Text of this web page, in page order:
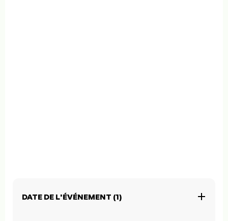
DATE DE L'ÉVÉNEMENT (1)